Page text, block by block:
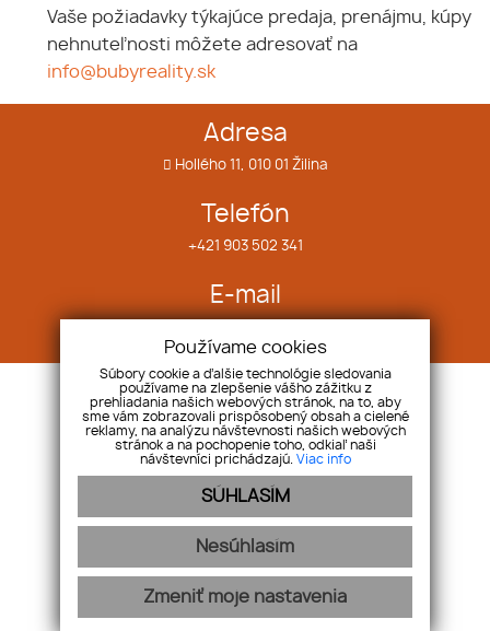
Vaše požiadavky týkajúce predaja, prenájmu, kúpy
nehnuteľnosti môžete adresovať na
info@bubyreality.sk
Adresa
Hollého 11, 010 01 Žilina
Telefón
+421 903 502 341
E-mail
O nás
Služby
Cenník
Reality MT
Náš tím
Pobočky
Kontakt
GDPR
webex.digital- REALVIA.sk
Používame cookies
Súbory cookie a ďalšie technológie sledovania
používame na zlepšenie vášho zážitku z
prehliadania našich webových stránok, na to, aby
sme vám zobrazovali prispôsobený obsah a cielené
reklamy, na analýzu návštevnosti našich webových
stránok a na pochopenie toho, odkiaľ naši
návštevníci prichádzajú. Viac info
SÚHLASÍM
Nesúhlasím
Zmeniť moje nastavenia